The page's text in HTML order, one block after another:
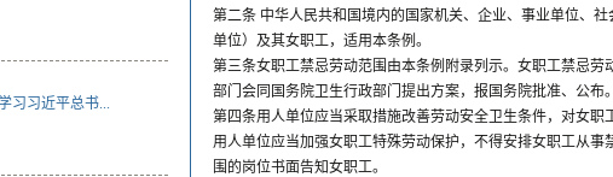
习习近平总书...
第二条 中华人民共和国境内的国家机关、企业、事业单位、
单位）及其女职工，适用本条例。
第三条女职工禁忌劳动范围由本条例附录列示。女职工禁忌
部门会同国务院卫生行政部门提出方案，报国务院批准、公布
第四条用人单位应当采取措施改善劳动安全卫生条件，对女职
用人单位应当加强女职工特殊劳动保护，不得安排女职工从
围的岗位书面告知女职工。